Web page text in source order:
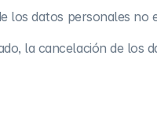
los datos personales no
la cancelación de los